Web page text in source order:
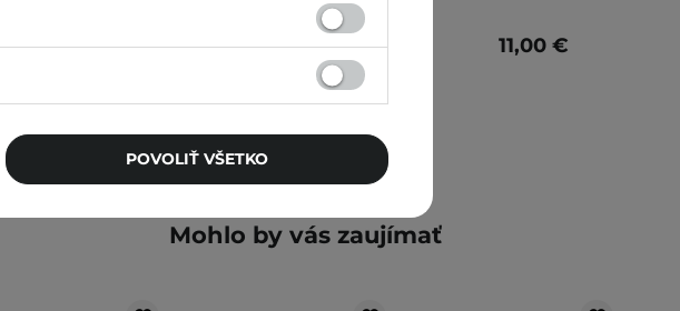
24,61 € 14,81 € 11,00 €
Mohlo by vás zaujímať
POVOLIŤ VŠETKO